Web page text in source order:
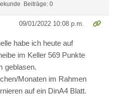
Beiträge: 0
09/01/2022 10:08 p.m.
habe ich heute auf
im Keller 569 Punkte
geblasen.
Monaten im Rahmen
auf ein DinA4 Blatt.